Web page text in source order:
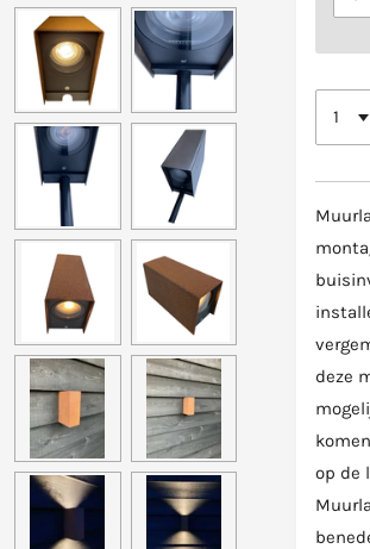
deze
op de